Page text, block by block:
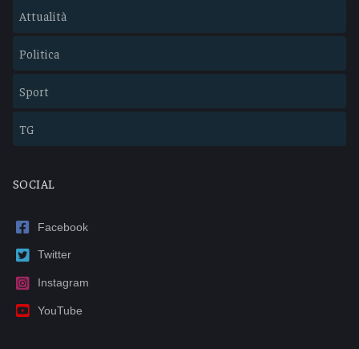
Attualità
Politica
Sport
TG
SOCIAL
Facebook
Twitter
Instagram
YouTube